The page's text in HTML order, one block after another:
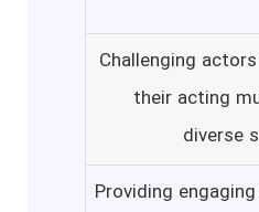
Challenging
their acting
diverse
Providing